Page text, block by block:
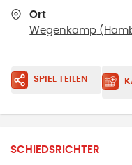
Ort
Wegenkamp (
SPIEL TEILEN
SCHIEDSRICHTER